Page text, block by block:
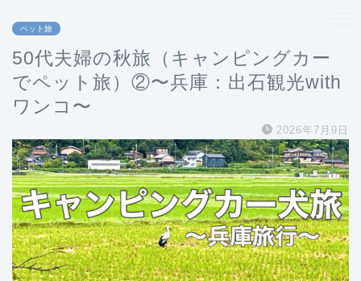
ペット旅
50代夫婦の秋旅（キャンピングカー
でペット旅）②〜兵庫：出石観光with
ワンコ〜
2026年7月9日